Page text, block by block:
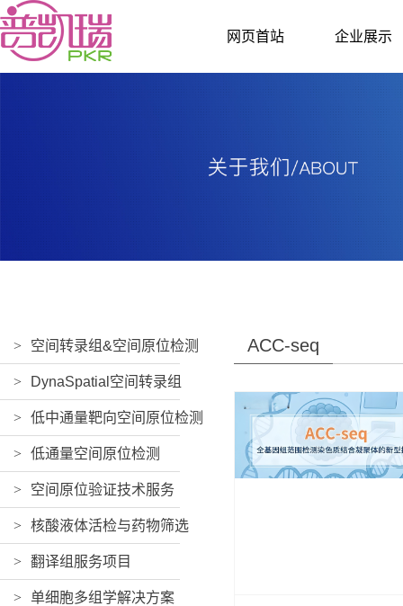
网页首站 企业展示
> 空间转录组&空间原位检测
> DynaSpatial空间转录组
> 低中通量靶向空间原位检测
> 低通量空间原位检测
> 空间原位验证技术服务
> 核酸液体活检与药物筛选
> 翻译组服务项目
> 单细胞多组学解决方案
ACC-seq